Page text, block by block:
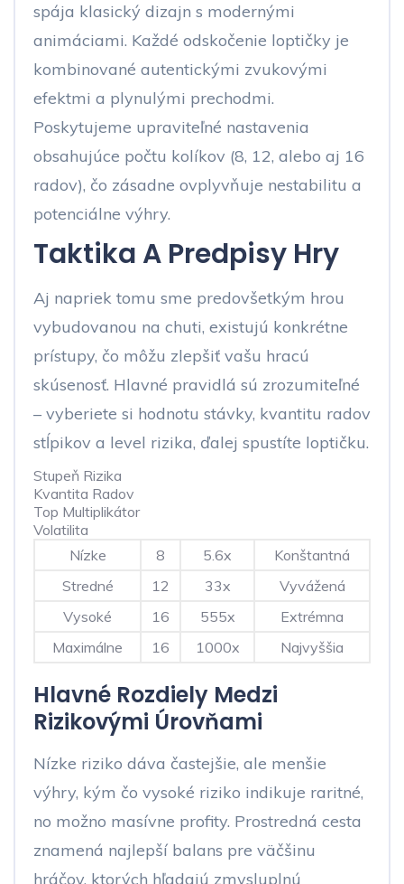
spája klasický dizajn s modernými
animáciami. Každé odskočenie loptičky je
kombinované autentickými zvukovými
efektmi a plynulými prechodmi.
Poskytujeme upraviteľné nastavenia
obsahujúce počtu kolíkov (8, 12, alebo aj 16
radov), čo zásadne ovplyvňuje nestabilitu a
potenciálne výhry.
Taktika A Predpisy Hry
Aj napriek tomu sme predovšetkým hrou
vybudovanou na chuti, existujú konkrétne
prístupy, čo môžu zlepšiť vašu hracú
skúsenosť. Hlavné pravidlá sú zrozumiteľné
– vyberiete si hodnotu stávky, kvantitu radov
stĺpikov a level rizika, ďalej spustíte loptičku.
Stupeň Rizika
Kvantita Radov
Top Multiplikátor
Volatilita
Nízke
8 5.6x
Konštantná
Stredné
12 33x
Vyvážená
Vysoké
16 555x
Extrémna
Maximálne
16 1000x Najvyššia
Hlavné Rozdiely Medzi
Rizikovými Úrovňami
Nízke riziko dáva častejšie, ale menšie
výhry, kým čo vysoké riziko indikuje raritné,
no možno masívne profity. Prostredná cesta
znamená najlepší balans pre väčšinu
hráčov, ktorých hľadajú zmysluplnú